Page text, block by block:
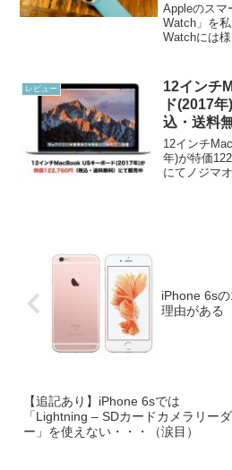
Appleのスマ
Watch」を
Watchには
わざ取り出
レビュー
12インチ
ド(2017
込・送料
限定】
12インチ
年)が特価
にてノジマ
iPhone 6s
理由がある
【追記あり】iPhone 6sでは
「Lightning – SDカードカメラリーダ
ー」を使えない・・・（涙目）